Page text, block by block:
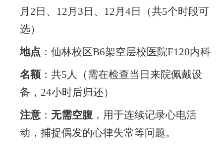
月 2 日、 12月 3 日、 12月 4日（共5个时段可
选）
地点 ：仙林校区B6架空层校医院F120内科
名额 ：共5人（需在检查当日来院佩戴设
备， 24小时后归还）
注意 ： 无需空腹 ，用于连续记录心电活
动，捕捉偶发的心律失常等问题。